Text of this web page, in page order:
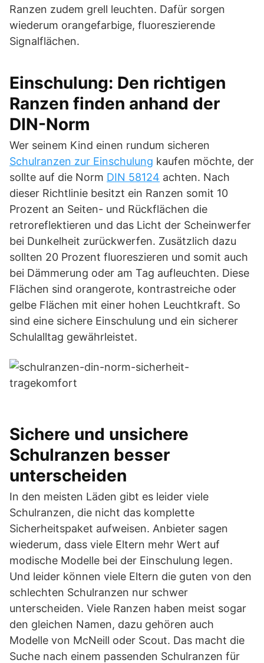
Ranzen zudem grell leuchten. Dafür sorgen
wiederum orangefarbige, fluoreszierende
Signalflächen.
Einschulung: Den richtigen
Ranzen finden anhand der
DIN-Norm
Wer seinem Kind einen rundum sicheren
Schulranzen zur Einschulung kaufen möchte, der
sollte auf die Norm DIN 58124 achten. Nach
dieser Richtlinie besitzt ein Ranzen somit 10
Prozent an Seiten- und Rückflächen die
retroreflektieren und das Licht der Scheinwerfer
bei Dunkelheit zurückwerfen. Zusätzlich dazu
sollten 20 Prozent fluoreszieren und somit auch
bei Dämmerung oder am Tag aufleuchten. Diese
Flächen sind orangerote, kontrastreiche oder
gelbe Flächen mit einer hohen Leuchtkraft. So
sind eine sichere Einschulung und ein sicherer
Schulalltag gewährleistet.
Sichere und unsichere
Schulranzen besser
unterscheiden
In den meisten Läden gibt es leider viele
Schulranzen, die nicht das komplette
Sicherheitspaket aufweisen. Anbieter sagen
wiederum, dass viele Eltern mehr Wert auf
modische Modelle bei der Einschulung legen.
Und leider können viele Eltern die guten von den
schlechten Schulranzen nur schwer
unterscheiden. Viele Ranzen haben meist sogar
den gleichen Namen, dazu gehören auch
Modelle von McNeill oder Scout. Das macht die
Suche nach einem passenden Schulranzen für